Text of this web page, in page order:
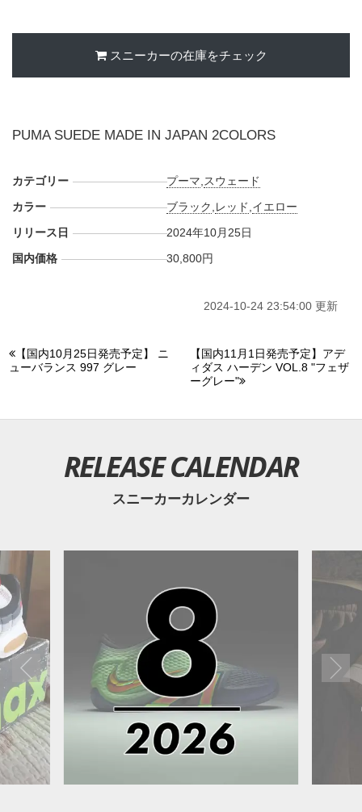
スニーカーの在庫をチェック
PUMA SUEDE MADE IN JAPAN 2COLORS
カテゴリー プーマ スウェード
カラー
ブラック レッド イエロー
リリース日
2024年10月25日
国内価格
30,800円
2024-10-24 23:54:00 更新
【国内10月25日発売予定】 ニ
ューバランス 997 グレー
【国内11月1日発売予定】アデ
ィダス ハーデン VOL.8 "フェザ
ーグレー"
RELEASE CALENDAR
スニーカーカレンダー